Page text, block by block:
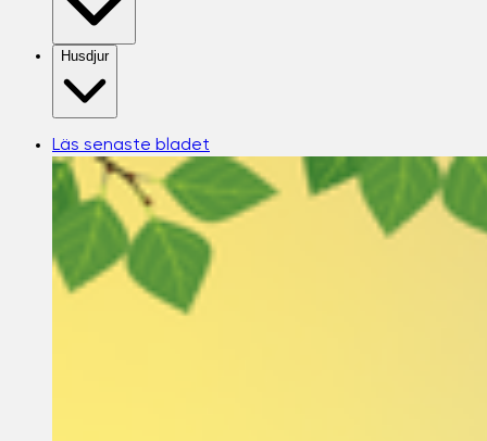
Husdjur
Läs senaste bladet